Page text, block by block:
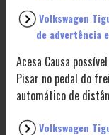
Volkswagen
de advertência
Acesa Causa
Pisar no pedal do
automático de
Volkswagen